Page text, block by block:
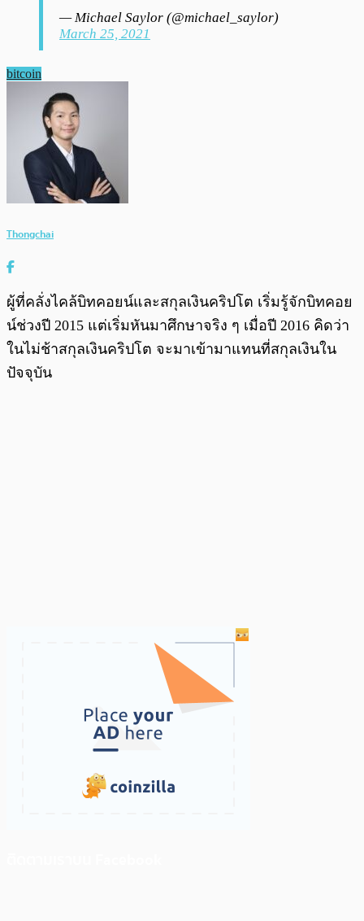
— Michael Saylor (@michael_saylor)
March 25, 2021
bitcoin
Thongchai
ผู้ที่คลั่งไคล้บิทคอยน์และสกุลเงินคริปโต เริ่มรู้จักบิทคอย
น์ช่วงปี 2015 แต่เริ่มหันมาศึกษาจริง ๆ เมื่อปี 2016 คิดว่า
ในไม่ช้าสกุลเงินคริปโต จะมาเข้ามาแทนที่สกุลเงินใน
ปัจจุบัน